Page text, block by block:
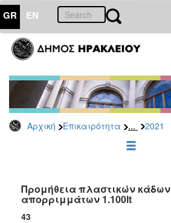
GR EN
Αρχική Επικαιρότητα ... 2021
ΕΠΙΚΑΙΡΟΤΗΤΑ
-
Δημοπρασίες
Αρχείο
2026
2022
Προμήθεια πλαστικών κάδων
απορριμμάτων 1.100lt
43